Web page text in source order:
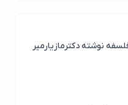
دکترمازیارمیر